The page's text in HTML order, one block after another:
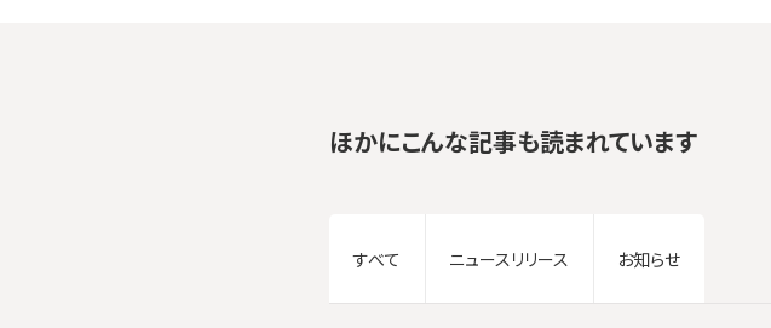
ほかにこんな記事も読まれています
すべて ニュースリリース お知らせ